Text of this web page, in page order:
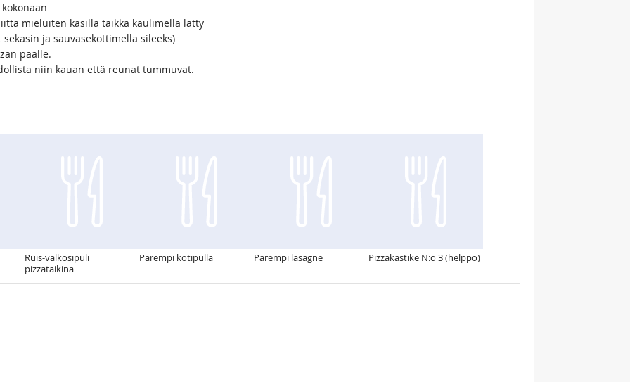
mieluiten käsillä taikka kaulimella lätty
ja sauvasekottimella sileeks)
päälle.
niin kauan että reunat tummuvat.
Ruis-valkosipuli
pizzataikina
Parempi kotipulla Parempi lasagne Pizzakastike N:o 3 (helppo)